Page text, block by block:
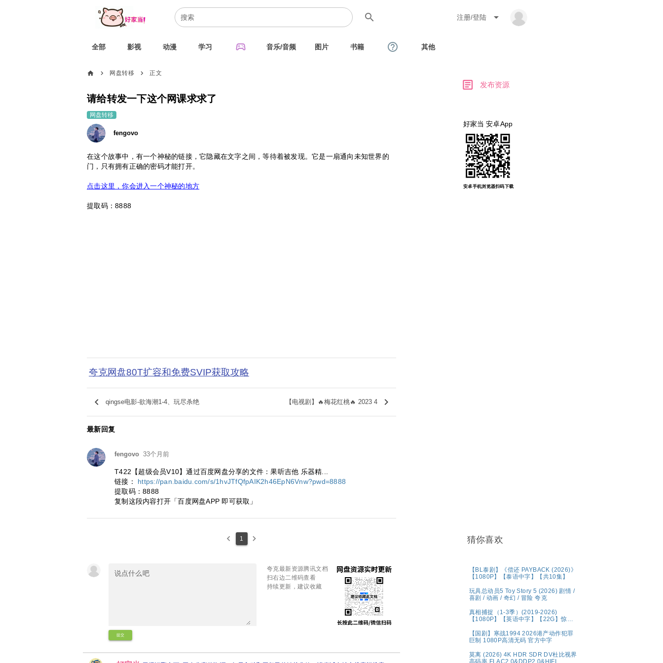
search 注册/登陆 arrow_drop_down
全部 影视 动漫 学习 sports_esports 音乐/音频 图片 书籍 help_outline 其他
home chevron_right 网盘转移 chevron_right 正文
请给转发一下这个网课求求了
网盘转移
fengovo
在这个故事中，有一个神秘的链接，它隐藏在文字之间，等待着被发现。它是一扇通向未知世界的
门，只有拥有正确的密码才能打开。
点击这里，你会进入一个神秘的地方
提取码：8888
夸克网盘80T扩容和免费SVIP获取攻略
keyboard_arrow_left qingse电影-欲海潮1-4、玩尽杀绝 【电视剧】🔥梅花红桃🔥 2023 4 keyboard_arrow_right
最新回复
fengovo 33个月前
T422【超级会员V10】通过百度网盘分享的文件：果听吉他 乐器精...
链接： https://pan.baidu.com/s/1hvJTfQfpAIK2h46EpN6Vnw?pwd=8888
提取码：8888
复制这段内容打开「百度网盘APP 即可获取」
keyboard_arrow_left 1 keyboard_arrow_right
提交
夸克最新资源腾讯文档
扫右边二维码查看
持续更新，建议收藏
article 发布资源
好家当 安卓App
安卓手机浏览器扫码下载
猜你喜欢
【BL泰剧】《偿还 PAYBACK (2026)》
【1080P】【泰语中字】【共10集】
玩具总动员5 Toy Story 5 (2026) 剧情 /
喜剧 / 动画 / 奇幻 / 冒险 夸克
真相捕捉（1-3季）(2019-2026)
【1080P】【英语中字】【22G】惊悚
【国剧】寒战1994 2026港产动作犯罪
巨制 1080P高清无码 官方中字
莫离‎ (2026) 4K HDR SDR DV杜比视界
高码率 FLAC2.0&DDP2.0&HIFI